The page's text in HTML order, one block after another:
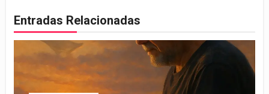
Entradas Relacionadas